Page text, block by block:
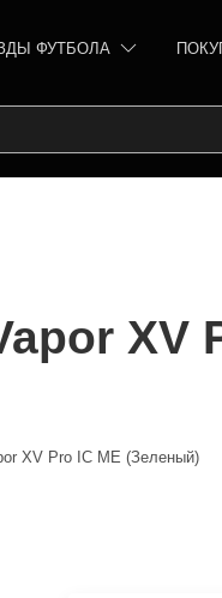
ФУТБОЛА
XV
XV Pro IC ME (Зеленый)